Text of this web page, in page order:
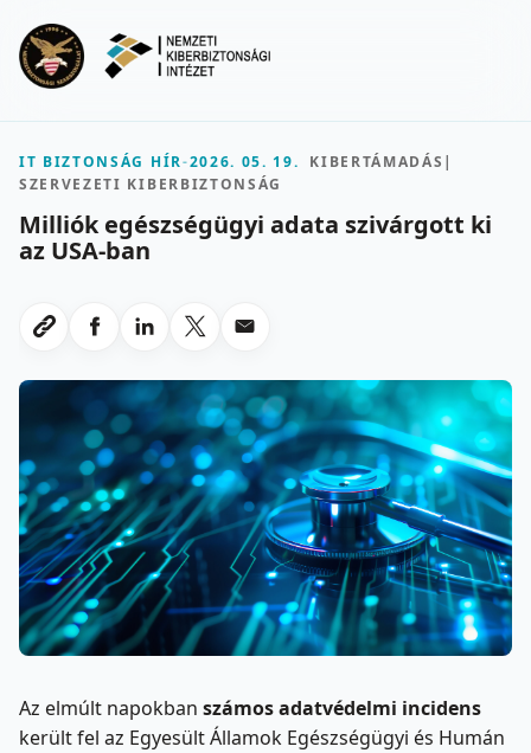
IT BIZTONSÁG HÍR-2026. 05. 19. KIBERTÁMADÁS |
SZERVEZETI KIBERBIZTONSÁG
Milliók egészségügyi adata szivárgott ki
az USA-ban
Link masolasa
Megosztas Facebookon
Megosztas LinkedInen
Megosztas X-en
Megosztas emailben
Az elmúlt napokban számos adatvédelmi incidens
került fel az Egyesült Államok Egészségügyi és Humán